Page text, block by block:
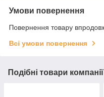
Умови повернення
Повернення товару
Всі умови повернення
Подібні товари компанії